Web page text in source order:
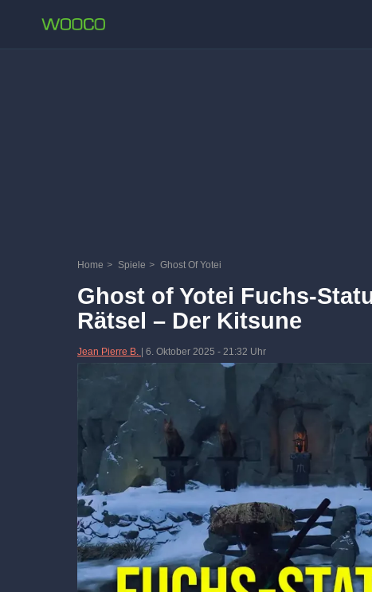
Home > Spiele > Ghost Of Yotei
Ghost of Yotei Fuchs-
Rätsel – Der Kitsune
Jean Pierre B. 6. Oktober 2025 - 21:32 Uhr